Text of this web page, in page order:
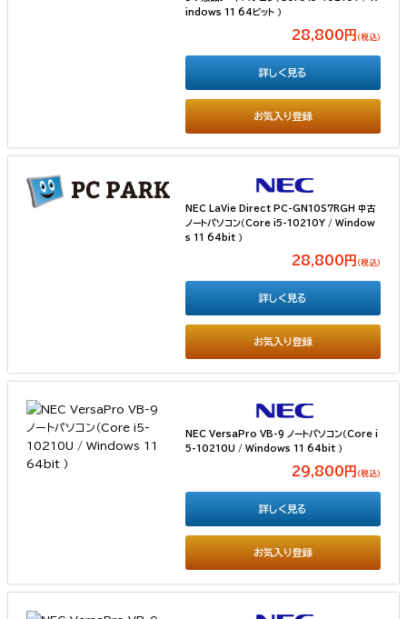
indows 11 64ビット ）
28,800円 （税込）
お気入り登録
詳しく見る
NEC LaVie Direct PC-GN10S7RGH 中古
ノートパソコン（Core i5-10210Y / Window
s 11 64bit ）
28,800円 （税込）
お気入り登録
詳しく見る
NEC VersaPro VB-9 ノートパソコン（Core i
5-10210U / Windows 11 64bit ）
29,800円 （税込）
お気入り登録
詳しく見る